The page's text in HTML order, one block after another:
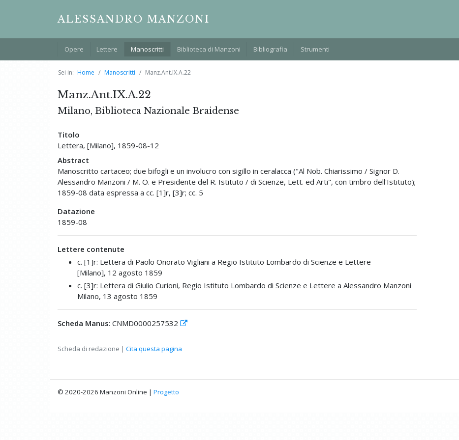
ALESSANDRO MANZONI
Opere Lettere Manoscritti Biblioteca di Manzoni Bibliografia Strumenti
Sei in: Home Manoscritti Manz.Ant.IX.A.22
Manz.Ant.IX.A.22
Milano, Biblioteca Nazionale Braidense
Titolo
Lettera, [Milano], 1859-08-12
Abstract
Manoscritto cartaceo; due bifogli e un involucro con sigillo in ceralacca ("Al Nob. Chiarissimo / Signor D.
Alessandro Manzoni / M. O. e Presidente del R. Istituto / di Scienze, Lett. ed Arti", con timbro dell'Istituto);
1859-08 data espressa a cc. [1]r, [3]r; cc. 5
Datazione
1859-08
Lettere contenute
c. [1]r: Lettera di Paolo Onorato Vigliani a Regio Istituto Lombardo di Scienze e Lettere
[Milano], 12 agosto 1859
c. [3]r: Lettera di Giulio Curioni, Regio Istituto Lombardo di Scienze e Lettere a Alessandro Manzoni
Milano, 13 agosto 1859
Scheda Manus: CNMD0000257532
Scheda di redazione | Cita questa pagina
© 2020-2026 Manzoni Online | Progetto